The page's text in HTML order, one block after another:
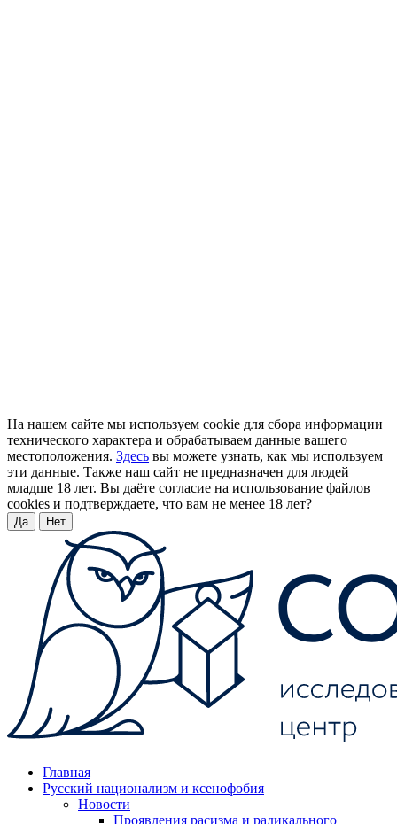
На нашем сайте мы используем cookie для сбора информации
технического характера и обрабатываем данные вашего
местоположения. Здесь вы можете узнать, как мы используем
эти данные. Также наш сайт не предназначен для людей
младше 18 лет. Вы даёте согласие на использование файлов
cookies и подтверждаете, что вам не менее 18 лет?
Да Нет
Главная
Русский национализм и ксенофобия
Новости
Проявления расизма и радикального